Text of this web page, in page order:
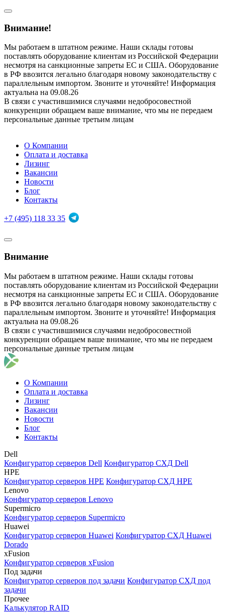
Внимание!
Мы работаем в штатном режиме. Наши склады готовы
поставлять оборудование клиентам из Российской Федерации
несмотря на санкционные запреты ЕС и США. Оборудование
в РФ ввозится легально благодаря новому законодательству с
параллельным импортом. Звоните и уточняйте! Информация
актуальна на 09.08.26
В связи с участившимися случаями недобросовестной
конкуренции обращаем ваше внимание, что мы не передаем
персональные данные третьим лицам
О Компании
Оплата и доставка
Лизинг
Вакансии
Новости
Блог
Контакты
+7 (495) 118 33 35
Внимание
Мы работаем в штатном режиме. Наши склады готовы
поставлять оборудование клиентам из Российской Федерации
несмотря на санкционные запреты ЕС и США. Оборудование
в РФ ввозится легально благодаря новому законодательству с
параллельным импортом. Звоните и уточняйте! Информация
актуальна на 09.08.26
В связи с участившимися случаями недобросовестной
конкуренции обращаем ваше внимание, что мы не передаем
персональные данные третьим лицам
О Компании
Оплата и доставка
Лизинг
Вакансии
Новости
Блог
Контакты
Dell
Конфигуратор серверов Dell Конфигуратор СХД Dell
HPE
Конфигуратор серверов HPE Конфигуратор СХД HPE
Lenovo
Конфигуратор серверов Lenovo
Supermicro
Конфигуратор серверов Supermicro
Huawei
Конфигуратор серверов Huawei Конфигуратор СХД Huawei
Dorado
xFusion
Конфигуратор серверов xFusion
Под задачи
Конфигуратор серверов под задачи Конфигуратор СХД под
задачи
Прочее
Калькулятор RAID